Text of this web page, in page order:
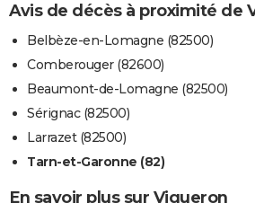
Avis de décès à proximité de
Belbèze-en-Lomagne (82500)
Comberouger (82600)
Beaumont-de-Lomagne (82500)
Sérignac (82500)
Larrazet (82500)
Tarn-et-Garonne (82)
En savoir plus sur Vigueron